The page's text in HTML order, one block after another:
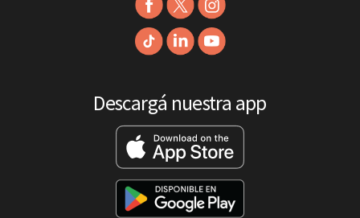
Descargá nuestra app